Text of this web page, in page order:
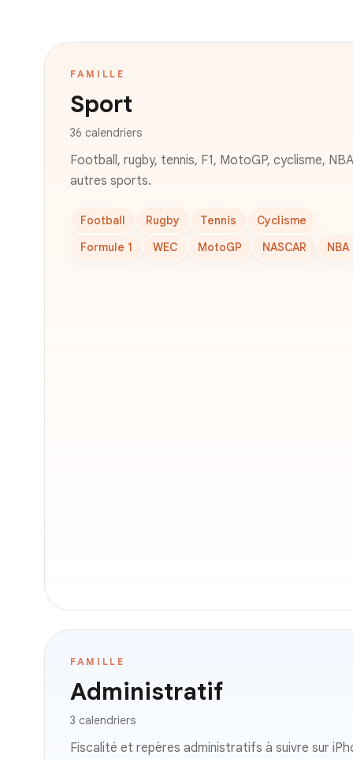
FAMILLE
Sport
36 calendriers
Football, rugby, tennis, F1, MotoGP, cyclisme,
autres sports.
Football Rugby Tennis
Cyclisme
Formule 1
WEC MotoGP NASCAR NBA
FAMILLE
Administratif
3 calendriers
Fiscalité et repères administratifs à suivre sur